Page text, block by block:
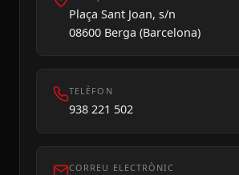
Plaça Sant Joan, s/n
08600 Berga (Barcelona)
TELÈFON
938 221 502
CORREU ELECTRÒNIC